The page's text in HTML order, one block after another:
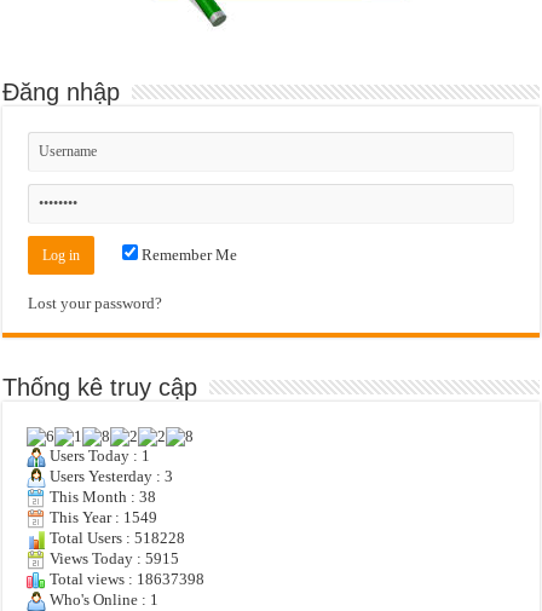
Đăng nhập
Remember Me
Lost your password?
Thống kê truy cập
Users Today : 1
Users Yesterday : 3
This Month : 38
This Year : 1549
Total Users : 518228
Views Today : 5915
Total views : 18637398
Who's Online : 1